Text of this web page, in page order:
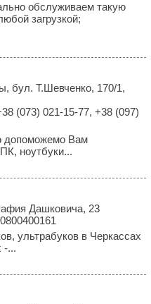
обслуживаем такую
загрузкой;
бул. Т.Шевченко, 170/1,
(073) 021-15-77, +38 (097)
допоможемо Вам
ноутбуки...
Дашковича, 23
ультрабуков в Черкассах
-...